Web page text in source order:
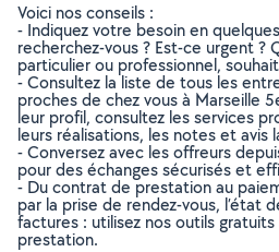
Voici nos conseils :
- Indiquez votre besoin en
recherchez-vous ? Est-ce urgent
particulier ou professionnel,
- Consultez la liste de tous les
proches de chez vous à Marseille
leur profil, consultez les services
leurs réalisations, les notes et avis
- Conversez avec les offreurs
pour des échanges sécurisés et
- Du contrat de prestation au
par la prise de rendez-vous, l’état
factures : utilisez nos outils
prestation.